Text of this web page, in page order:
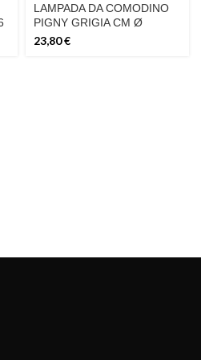
LAMPADA DA COMODINO
PIGNY GRIGIA CM Ø
15X30,5 MIN 2
23,80€